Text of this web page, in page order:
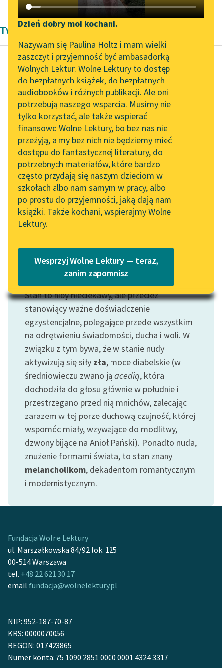
Katalog DAISY
Podkasty o książkach
Zgłoś brak utworu
Aktualności
„Prokurator Alicja Horn”
do słuchania
Byliśmy częścią AI Impact
Lab
Zapraszamy na spotkanie
online z tłumaczkami
literatury skandynawskiej
Spotkanie z Katarzyną
Tunkiel w Oslo
102. lata temu zmarł
Joseph Conrad
Lektury szkolne i klasyka
literatury do słuchania dla
uczennic i uczniów z
niepełnosprawnościami
E-kolekcja lektur
szkolnych i literatury do
słuchania dla uczennic i
uczniów z
niepełnosprawnościami
Feministyczne inspiracje.
Popularyzacja
skandynawskiej literatury
feministycznej
Ręce pełne poezji
Kolekcje edukacyjne
twórców przechodzących
lektur szkolnych oraz
Odkurzamy bohaterów
Szkoła Poezji Wolnych
Lektur
Narzędzia
Mapa Wolnych Lektur
Leśmianator
Przewodnik dla piszących i
czytających
API
OAI-PMH
Widget Wolnych Lektur
Przypisy
Katalog w formacie PDF
O nas
O projekcie
Zespół
Dzień dobry moi kochani.
Nazywam się Paulina Holtz i mam wielki
zaszczyt i przyjemność być ambasadorką
Wolnych Lektur. Wolne Lektury to dostęp
do bezpłatnych książek, do bezpłatnych
audiobooków i różnych publikacji. Ale oni
potrzebują naszego wsparcia. Musimy nie
tylko korzystać, ale także wspierać
finansowo Wolne Lektury, bo bez nas nie
przeżyją, a my bez nich nie będziemy mieć
dostępu do fantastycznej literatury, do
potrzebnych materiałów, które bardzo
często przydają się naszym dzieciom w
szkołach albo nam samym w pracy, albo
po prostu do przyjemności, jaką dają nam
książki. Także kochani, wspierajmy Wolne
Lektury.
Wesprzyj Wolne Lektury — teraz,
zanim zapomnisz
Twórczość Zofii Urbanowskiej
Zofia Urbanowska
Gucio zaczarowany
Gucio jest wszędzie: w
pokoju, na dworze, w
kuchni — ale nigdzie
nie siedzi dłużej nad...
Czytaj więcej
Motyw: Nuda
Stan to niby nieciekawy, ale przecież
stanowiący ważne doświadczenie
egzystencjalne, polegające przede wszystkim
na odrętwieniu świadomości, ducha i woli. W
związku z tym bywa, że w stanie nudy
aktywizują się siły zła, moce diabelskie (w
średniowieczu zwano ją acedią, która
dochodziła do głosu głównie w południe i
przestrzegano przed nią mnichów, zalecając
zarazem w tej porze duchową czujność, której
wspomóc miały, wzywające do modlitwy,
dzwony bijące na Anioł Pański). Ponadto nuda,
znużenie formami świata, to stan znany
melancholikom, dekadentom romantycznym
i modernistycznym.
Fundacja Wolne Lektury
ul. Marszałkowska 84/92 lok. 125
00-514 Warszawa
tel. +48 22 621 30 17
email fundacja@wolnelektury.pl
NIP: 952-187-70-87
KRS: 0000070056
REGON: 017423865
Numer konta: 75 1090 2851 0000 0001 4324 3317